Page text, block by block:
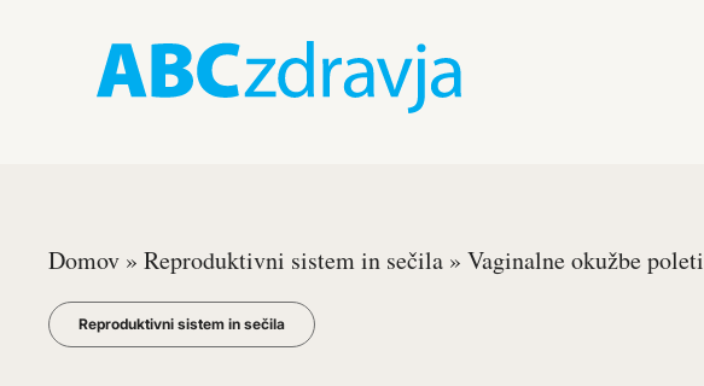
Domov » Reproduktivni sistem in sečila » Vaginalne okužbe poleti
Reproduktivni sistem in sečila